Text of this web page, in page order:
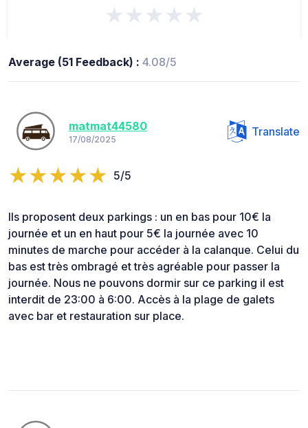
★★★★★
Average (51 Feedback) : 4.08/5
matmat44580
17/08/2025
Translate
5/5
Ils proposent deux parkings : un en bas pour 10€ la
journée et un en haut pour 5€ la journée avec 10
minutes de marche pour accéder à la calanque. Celui du
bas est très ombragé et très agréable pour passer la
journée. Nous ne pouvons dormir sur ce parking il est
interdit de 23:00 à 6:00. Accès à la plage de galets
avec bar et restauration sur place.